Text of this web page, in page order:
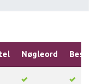
Nøgleord